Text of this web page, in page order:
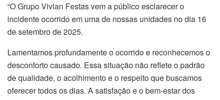
“O Grupo Vivian Festas vem a público esclarecer o
incidente ocorrido em uma de nossas unidades no dia 16
de setembro de 2025.
Lamentamos profundamente o ocorrido e reconhecemos o
desconforto causado. Essa situação não reflete o padrão
de qualidade, o acolhimento e o respeito que buscamos
oferecer todos os dias. A satisfação e o bem-estar dos